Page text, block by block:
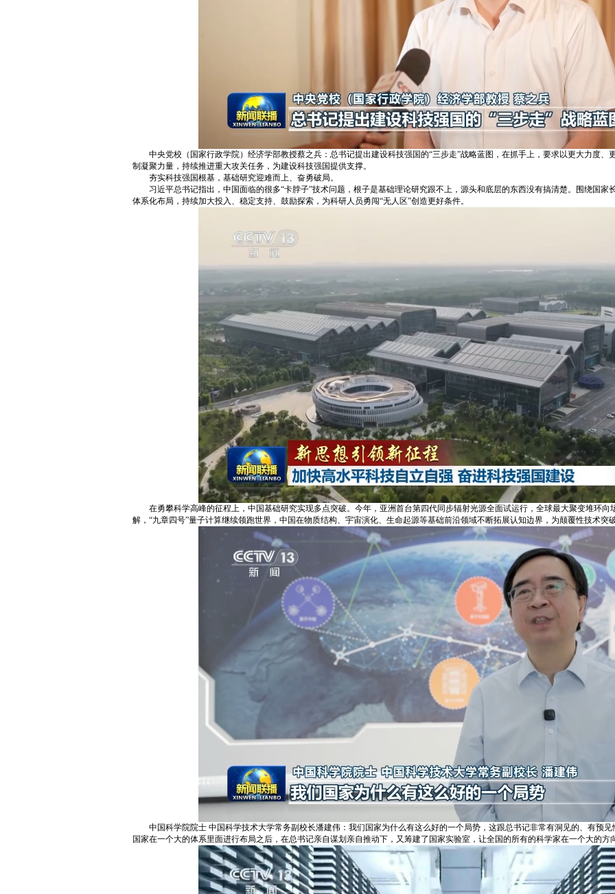
中央党校（国家行政学院）经济学部教授蔡之兵：总书记提出建设科技强国的“三步走”战略蓝图，在抓手上，要求以更大力度
制凝聚力量，持续推进重大攻关任务，为建设科技强国提供支撑。
夯实科技强国根基，基础研究迎难而上、奋勇破局。
习近平总书记指出，中国面临的很多“卡脖子”技术问题，根子是基础理论研究跟不上，源头和底层的东西没有搞清楚。围绕国
体系化布局，持续加大投入、稳定支持、鼓励探索，为科研人员勇闯“无人区”创造更好条件。
在勇攀科学高峰的征程上，中国基础研究实现多点突破。今年，亚洲首台第四代同步辐射光源全面试运行，全球最大聚变堆环
解，“九章四号”量子计算继续领跑世界，中国在物质结构、宇宙演化、生命起源等基础前沿领域不断拓展认知边界，为颠覆性技术突
中国科学院院士 中国科学技术大学常务副校长潘建伟：我们国家为什么有这么好的一个局势，这跟总书记非常有洞见的、有预
国家在一个大的体系里面进行布局之后，在总书记亲自谋划亲自推动下，又筹建了国家实验室，让全国的所有的科学家在一个大的方